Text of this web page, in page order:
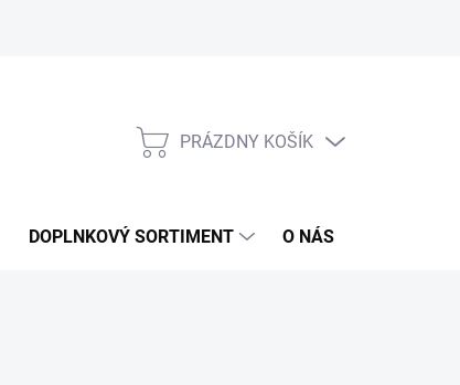
NÁKUPNÝ
PRÁZDNY KOŠÍK
DOPLNKOVÝ SORTIMENT O NÁS